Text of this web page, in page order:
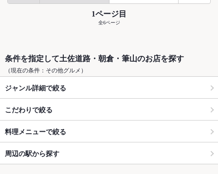
1ページ目
全6ページ
条件を指定して土佐道路・朝倉・筆山のお店を探す
（現在の条件：その他グルメ）
ジャンル詳細で絞る
こだわりで絞る
料理メニューで絞る
周辺の駅から探す